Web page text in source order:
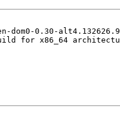
dom0-0.30-
for x86_64